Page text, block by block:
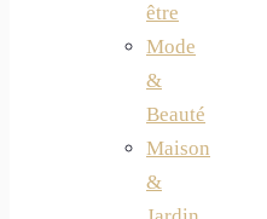
être
Mode
&
Beauté
Maison
&